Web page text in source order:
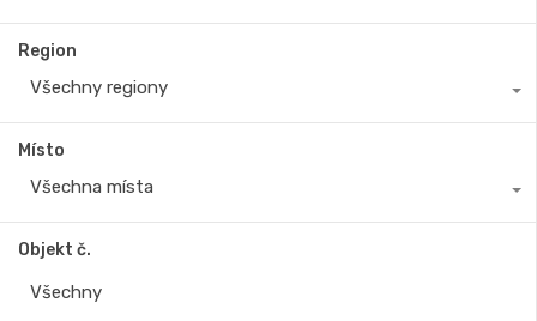
Region
Všechny regiony
Místo
Všechna místa
Objekt č.